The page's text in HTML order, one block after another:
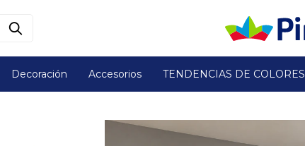
Decoración Accesorios TENDENCIAS DE COLORES